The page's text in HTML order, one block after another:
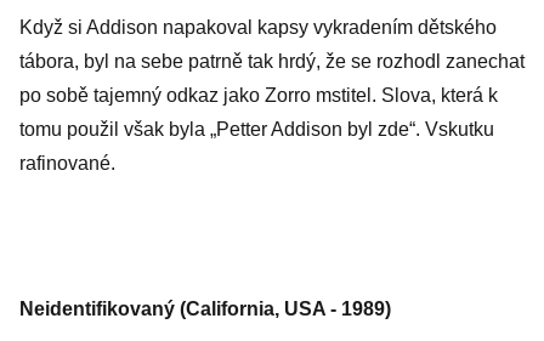
Když si Addison napakoval kapsy vykradením dětského
tábora, byl na sebe patrně tak hrdý, že se rozhodl zanechat
po sobě tajemný odkaz jako Zorro mstitel. Slova, která k
tomu použil však byla „Petter Addison byl zde“. Vskutku
rafinované.
Neidentifikovaný (California, USA - 1989)